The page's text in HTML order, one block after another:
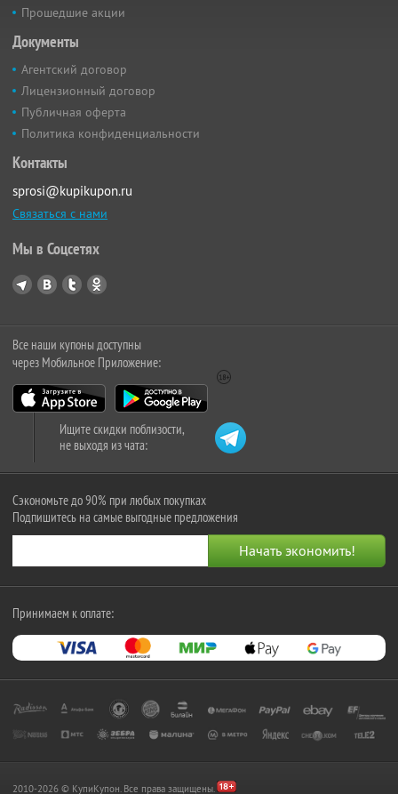
Прошедшие акции
Документы
Агентский договор
Лицензионный договор
Публичная оферта
Политика конфиденциальности
Контакты
sprosi@kupikupon.ru
Связаться с нами
Мы в Соцсетях
Все наши купоны доступны
через Мобильное Приложение:
Ищите скидки поблизости,
не выходя из чата:
Сэкономьте до 90% при любых покупках
Подпишитесь на самые выгодные предложения
Принимаем к оплате:
2010-2026 © КупиКупон. Все права защищены.